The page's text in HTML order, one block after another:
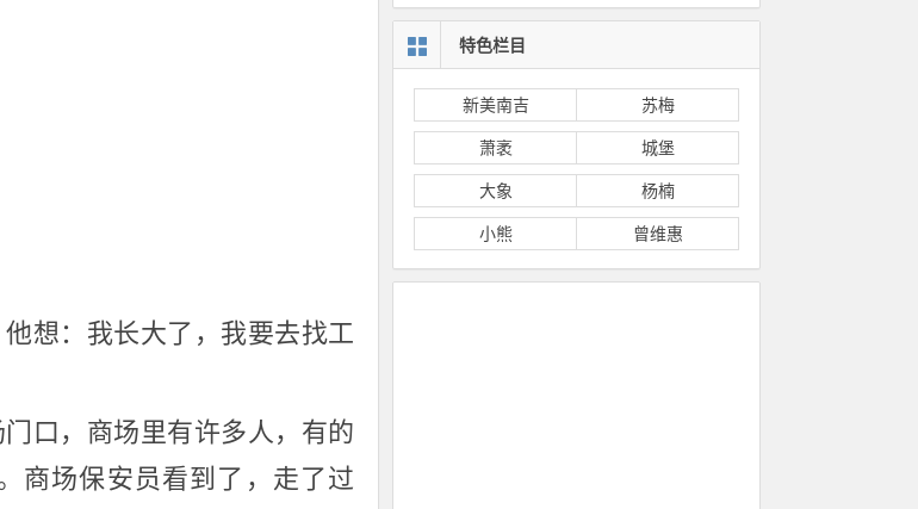
想：我长大了，我要去找工
口，商场里有许多人，有的
商场保安员看到了，走了过
特色栏目
新美南吉 苏梅
萧袤 城堡
大象 杨楠
小熊 曾维惠